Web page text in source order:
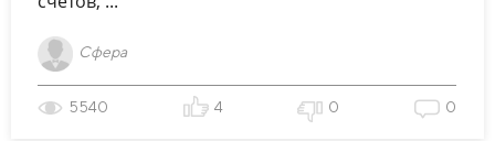
Сфера
5540 4 0 0